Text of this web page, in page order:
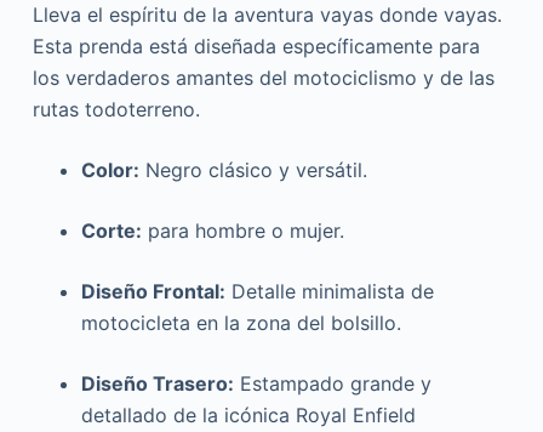
Lleva el espíritu de la aventura vayas donde vayas.
Esta prenda está diseñada específicamente para
los verdaderos amantes del motociclismo y de las
rutas todoterreno.
Color: Negro clásico y versátil.
Corte: para hombre o mujer.
Diseño Frontal: Detalle minimalista de
motocicleta en la zona del bolsillo.
Diseño Trasero: Estampado grande y
detallado de la icónica Royal Enfield